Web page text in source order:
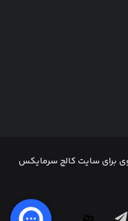
معنوی برای سایت کالج سرمایکس